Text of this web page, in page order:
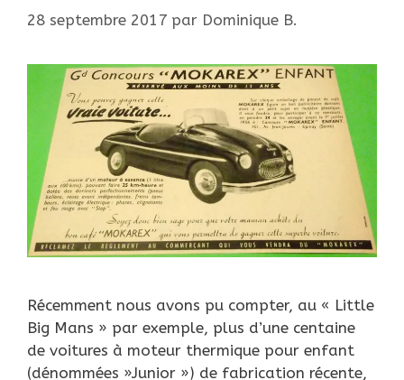
28 septembre 2017 par Dominique B.
Récemment nous avons pu compter, au « Little
Big Mans » par exemple, plus d’une centaine
de voitures à moteur thermique pour enfant
(dénommées »Junior ») de fabrication récente,